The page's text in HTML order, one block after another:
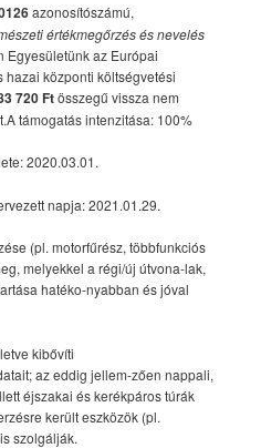
azonosítószámú,
értékmegőrzés és nevelés
Egyesületünk az Európai
központi költségvetési
720 Ftösszegű vissza nem
támogatás intenzitása: 100%
2020.03.01.
napja: 2021.01.29.
(pl. motorfűrész, többfunkciós
melyekkel a régi/új útvona-lak,
hatéko-nyabban és jóval
kibővíti
az eddig jellem-zően nappali,
éjszakai és kerékpáros túrák
került eszközök (pl.
szolgálják.